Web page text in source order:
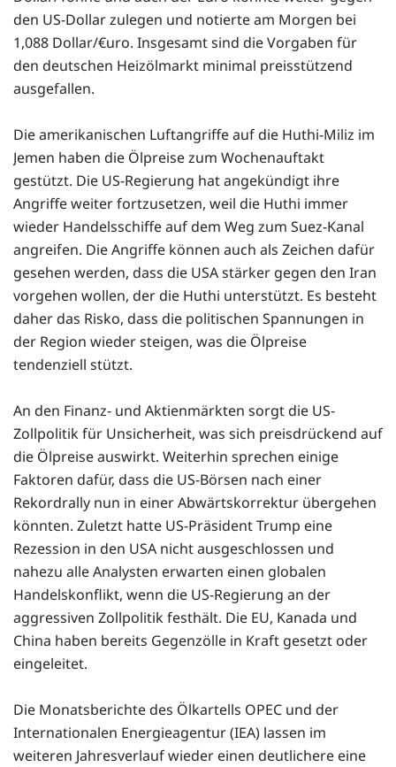
den US-Dollar zulegen und notierte am Morgen bei
1,088 Dollar/€uro. Insgesamt sind die Vorgaben für
den deutschen Heizölmarkt minimal preisstützend
ausgefallen.
Die amerikanischen Luftangriffe auf die Huthi-Miliz im
Jemen haben die Ölpreise zum Wochenauftakt
gestützt. Die US-Regierung hat angekündigt ihre
Angriffe weiter fortzusetzen, weil die Huthi immer
wieder Handelsschiffe auf dem Weg zum Suez-Kanal
angreifen. Die Angriffe können auch als Zeichen dafür
gesehen werden, dass die USA stärker gegen den Iran
vorgehen wollen, der die Huthi unterstützt. Es besteht
daher das Risko, dass die politischen Spannungen in
der Region wieder steigen, was die Ölpreise
tendenziell stützt.
An den Finanz- und Aktienmärkten sorgt die US-
Zollpolitik für Unsicherheit, was sich preisdrückend auf
die Ölpreise auswirkt. Weiterhin sprechen einige
Faktoren dafür, dass die US-Börsen nach einer
Rekordrally nun in einer Abwärtskorrektur übergehen
könnten. Zuletzt hatte US-Präsident Trump eine
Rezession in den USA nicht ausgeschlossen und
nahezu alle Analysten erwarten einen globalen
Handelskonflikt, wenn die US-Regierung an der
aggressiven Zollpolitik festhält. Die EU, Kanada und
China haben bereits Gegenzölle in Kraft gesetzt oder
eingeleitet.
Die Monatsberichte des Ölkartells OPEC und der
Internationalen Energieagentur (IEA) lassen im
weiteren Jahresverlauf wieder einen deutlichere eine